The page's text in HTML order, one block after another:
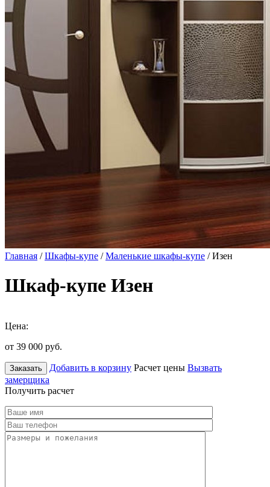
Главная /Шкафы-купе /Маленькие шкафы-купе / Изен
Шкаф-купе Изен
Цена:
от 39 000 руб.
Заказать Добавить в корзину Расчет цены Вызвать
замерщика
Получить расчет